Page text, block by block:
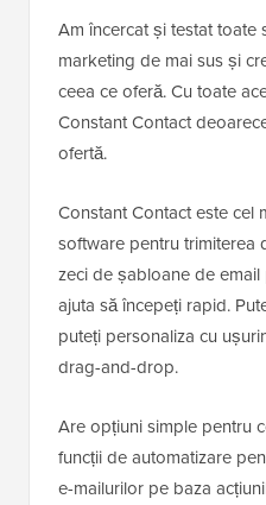
Am încercat și testat toate
marketing de mai sus și
ceea ce oferă. Cu toate
Constant Contact
ofertă.
Constant Contact este cel
software pentru trimiterea
zeci de șabloane de
ajuta să începeți rapid.
puteți personaliza cu
drag-and-drop.
Are opțiuni simple pentru
funcții de automatizare
e-mailurilor pe baza